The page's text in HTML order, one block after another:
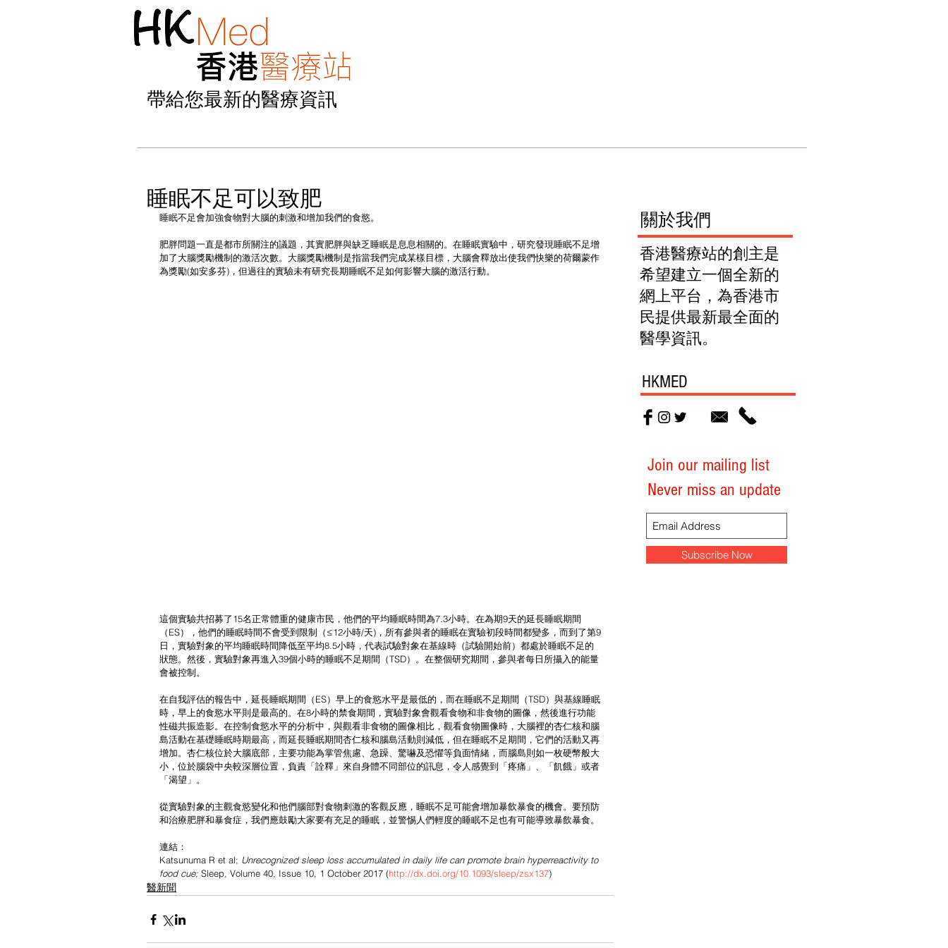
帶給您最新的醫療資訊
睡眠不足可以致肥
睡眠不足會加強食物對大腦的刺激和增加我們的食慾。
肥胖問題一直是都市所關注的議題，其實肥胖與缺乏睡眠是息息相關的。在睡眠實驗中，研究發現睡眠不足增
加了大腦獎勵機制的激活次數。大腦獎勵機制是指當我們完成某樣目標，大腦會釋放出使我們快樂的荷爾蒙作
為獎勵(如安多芬)，但過往的實驗未有研究長期睡眠不足如何影響大腦的激活行動。
這個實驗共招募了15名正常體重的健康市民，他們的平均睡眠時間為7.3小時。在為期9天的延長睡眠期間
（ES），他們的睡眠時間不會受到限制（≤12小時/天)，所有參與者的睡眠在實驗初段時間都變多，而到了第9
日，實驗對象的平均睡眠時間降低至平均8.5小時，代表試驗對象在基線時（試驗開始前）都處於睡眠不足的
狀態。然後，實驗對象再進入39個小時的睡眠不足期間（TSD）。在整個研究期間，參與者每日所攝入的能量
會被控制。
在自我評估的報告中，延長睡眠期間（ES）早上的食慾水平是最低的，而在睡眠不足期間（TSD）與基線睡眠
時，早上的食慾水平則是最高的。在8小時的禁食期間，實驗對象會觀看食物和非食物的圖像，然後進行功能
性磁共振造影。在控制食慾水平的分析中，與觀看非食物的圖像相比，觀看食物圖像時，大腦裡的杏仁核和腦
島活動在基礎睡眠時期最高，而延長睡眠期間杏仁核和腦島活動則減低，但在睡眠不足期間，它們的活動又再
增加。杏仁核位於大腦底部，主要功能為掌管焦慮、急躁、驚嚇及恐懼等負面情緒，而腦島則如一枚硬幣般大
小，位於腦袋中央較深層位置，負責「詮釋」來自身體不同部位的訊息，令人感覺到「疼痛」、「飢餓」或者
「渴望」。
從實驗對象的主觀食慾變化和他們腦部對食物刺激的客觀反應，睡眠不足可能會增加暴飲暴食的機會。要預防
和治療肥胖和暴食症，我們應鼓勵大家要有充足的睡眠，並警惕人們輕度的睡眠不足也有可能導致暴飲暴食。
連結：
Katsunuma R et al; Unrecognized sleep loss accumulated in daily life can promote brain hyperreactivity to
food cue; Sleep, Volume 40, Issue 10, 1 October 2017 (http://dx.doi.org/10.1093/sleep/zsx137)
醫新聞
​關於我們
香港醫療站的創主是
希望建立一個全新的
網上平台，為香港市
民提供最新最全面的
醫學資訊。
HKMED
Join our mailing list
Never miss an update
Subscribe Now